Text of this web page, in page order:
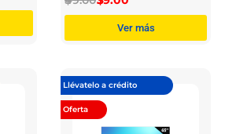
Ver más
Llévatelo a crédito
Oferta